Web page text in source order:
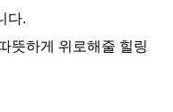
다.
뜻하게 위로해줄 힐링